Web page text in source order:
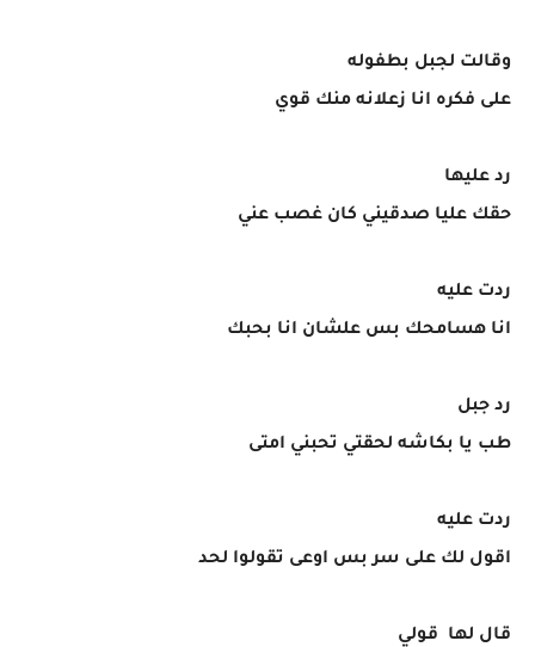
وقالت لجبل بطفوله
على فكره انا زعلانه منك قوي
رد عليها
حقك عليا صدقيني كان غصب عني
ردت عليه
انا هسامحك بس علشان انا بحبك
رد جبل
طب يا بكاشه لحقتي تحبني امتى
ردت عليه
اقول لك على سر بس اوعى تقولوا لحد
قال لها قولي